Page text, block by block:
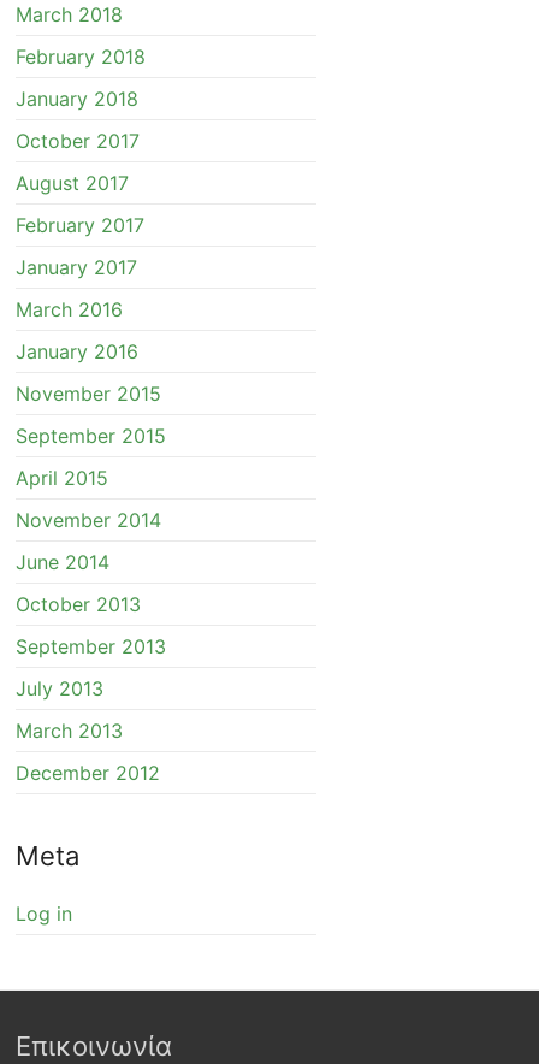
March 2018
February 2018
January 2018
October 2017
August 2017
February 2017
January 2017
March 2016
January 2016
November 2015
September 2015
April 2015
November 2014
June 2014
October 2013
September 2013
July 2013
March 2013
December 2012
Meta
Log in
Επικοινωνία